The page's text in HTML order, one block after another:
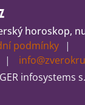
horoskop,
podmínky
infosystems